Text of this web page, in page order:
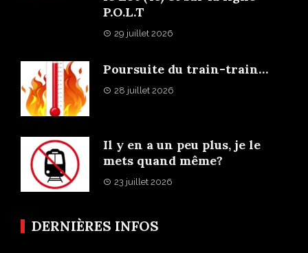
P.O.L.T
29 juillet 2026
Poursuite du train-train…
28 juillet 2026
Il y en a un peu plus, je le
mets quand même?
23 juillet 2026
DERNIÈRES INFOS